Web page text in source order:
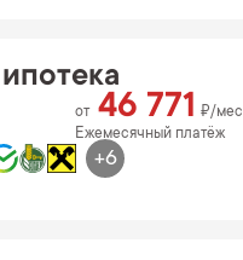
Ежемесячный платёж
от 46 771 ₽/мес
+6